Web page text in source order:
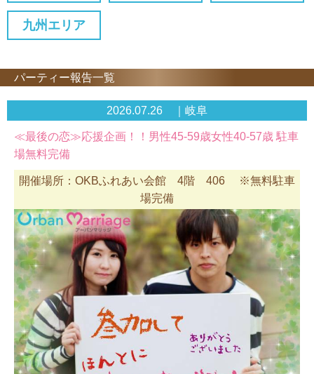
九州エリア
パーティー報告一覧
2026.07.26 ｜岐阜
≪最後の恋≫応援企画！！男性45-59歳女性40-57歳 駐車
場無料完備
開催場所：OKBふれあい会館 4階 406 ※無料駐車
場完備